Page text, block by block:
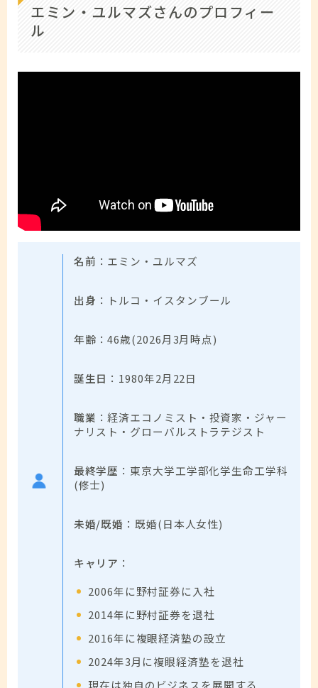
エミン・ユルマズさんのプロフィー
ル
名前 ：エミン・ユルマズ
出身 ：トルコ・イスタンブール
年齢 ：46歳(2026月3月時点)
誕生日 ：1980年2月22日
職業 ：経済エコノミスト・投資家・ジャー
ナリスト・グローバルストラテジスト
最終学歴 ：東京大学工学部化学生命工学科
(修士)
未婚/既婚 ：既婚(日本人女性)
キャリア ：
2006年に野村証券に入社
2014年に野村証券を退社
2016年に複眼経済塾の設立
2024年3月に複眼経済塾を退社
現在は独自のビジネスを展開する